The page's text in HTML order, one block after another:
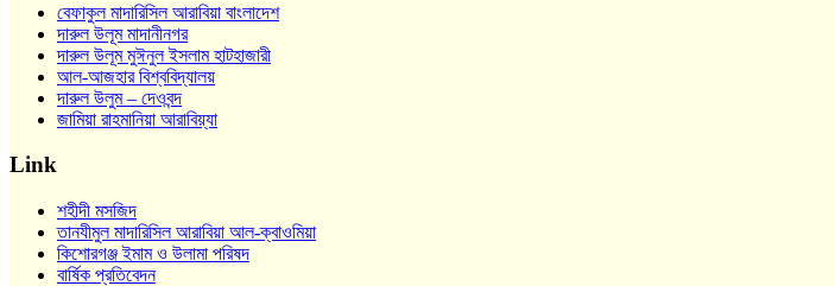
বেফাকুল মাদারিসিল আরাবিয়া বাংলাদেশ
দারুল উলূম মাদানীনগর
দারুল উলূম মুঈনুল ইসলাম হাটহাজারী
আল-আজহার বিশ্ববিদ্যালয়
দারুল উলুম – দেওবন্দ
জামিয়া রাহমানিয়া আরাবিয়্যা
Link
শহীদী মসজিদ
তানযীমুল মাদারিসিল আরাবিয়া আল-ক্বাওমিয়া
কিশোরগঞ্জ ইমাম ও উলামা পরিষদ
বার্ষিক প্রতিবেদন